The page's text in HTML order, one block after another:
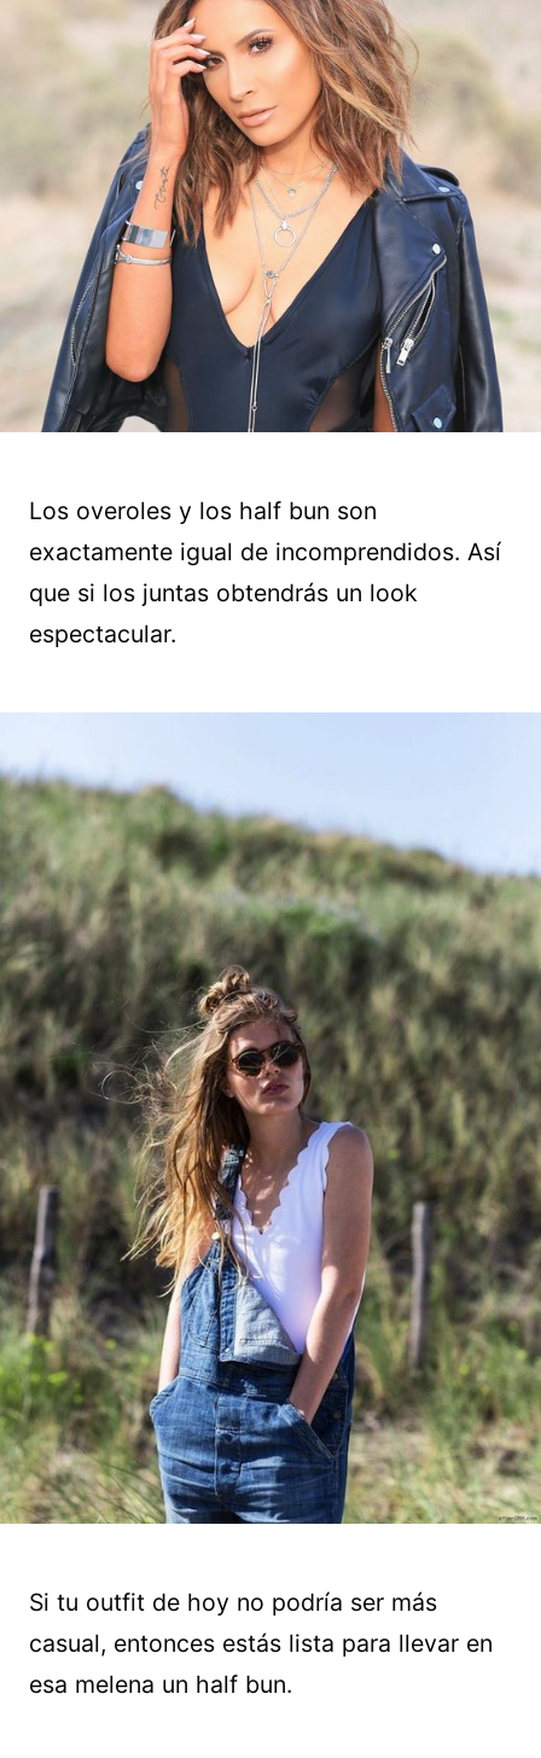
Los overoles y los half bun son
exactamente igual de incomprendidos. Así
que si los juntas obtendrás un look
espectacular.
Si tu outfit de hoy no podría ser más
casual, entonces estás lista para llevar en
esa melena un half bun.